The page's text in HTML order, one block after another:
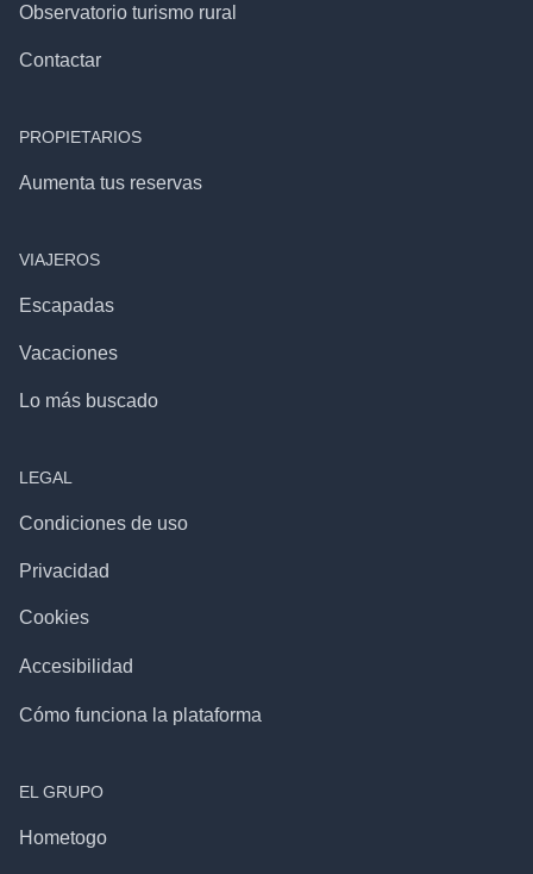
Observatorio turismo rural
Contactar
PROPIETARIOS
Aumenta tus reservas
VIAJEROS
Escapadas
Vacaciones
Lo más buscado
LEGAL
Condiciones de uso
Privacidad
Cookies
Accesibilidad
Cómo funciona la plataforma
EL GRUPO
Hometogo